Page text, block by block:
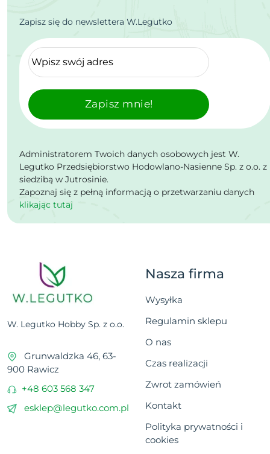
Zapisz się do newslettera W.Legutko
Zapisz mnie!
Administratorem Twoich danych osobowych jest W.
Legutko Przedsiębiorstwo Hodowlano-Nasienne Sp. z o.o. z
siedzibą w Jutrosinie.
Zapoznaj się z pełną informacją o przetwarzaniu danych
klikając tutaj
W. Legutko Hobby Sp. z o.o.
Grunwaldzka 46, 63-
900 Rawicz
+48 603 568 347
esklep@legutko.com.pl
Nasza firma
Wysyłka
Regulamin sklepu
O nas
Czas realizacji
Zwrot zamówień
Kontakt
Polityka prywatności i
cookies